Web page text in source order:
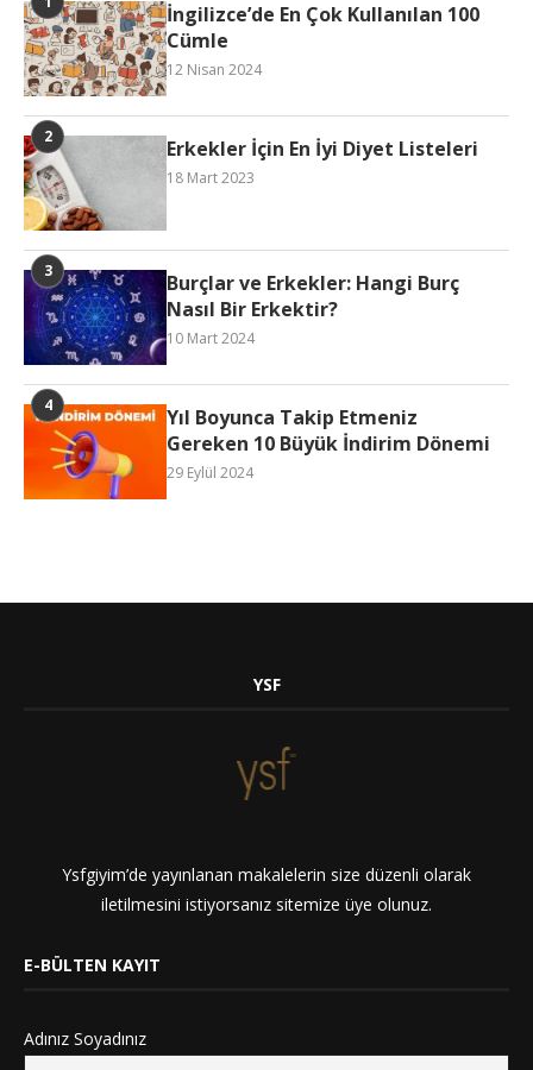
İngilizce’de En Çok Kullanılan 100
Cümle
12 Nisan 2024
Erkekler İçin En İyi Diyet Listeleri
18 Mart 2023
Burçlar ve Erkekler: Hangi Burç
Nasıl Bir Erkektir?
10 Mart 2024
Yıl Boyunca Takip Etmeniz
Gereken 10 Büyük İndirim Dönemi
29 Eylül 2024
YSF
Ysfgiyim’de yayınlanan makalelerin size düzenli olarak
iletilmesini istiyorsanız sitemize üye olunuz.
E-BÜLTEN KAYIT
Adınız Soyadınız